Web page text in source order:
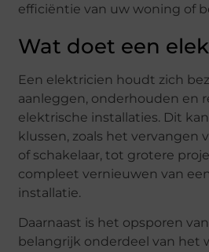
efficiëntie van uw woning of
Wat doet een
Een elektricien houdt zich
aanleggen, onderhouden en
elektrische installaties. Dit
klussen, zoals het vervangen
of schakelaar, tot grotere
compleet vernieuwen van
installatie.
Daarnaast is het opsporen
belangrijk onderdeel van het